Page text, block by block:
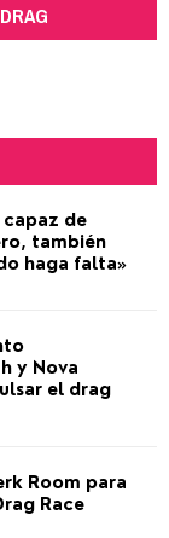
capaz de
también
haga falta»
y Nova
el drag
Room para
Race